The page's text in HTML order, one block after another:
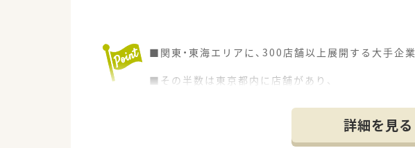
■関東・東海エリアに、300店舗以上展開する大手企業
■その半数は東京都内に店舗があり、
■配属店はご経験などにより決定いたします詳細を見る